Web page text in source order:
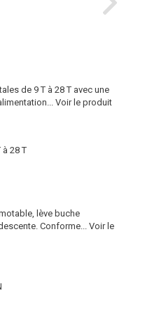
de 9 T à 28 T avec une
Voir le produit
28 T
lève buche
Conforme...
Voir le